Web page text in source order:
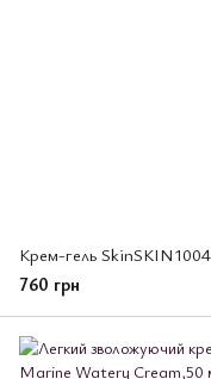
760 грн